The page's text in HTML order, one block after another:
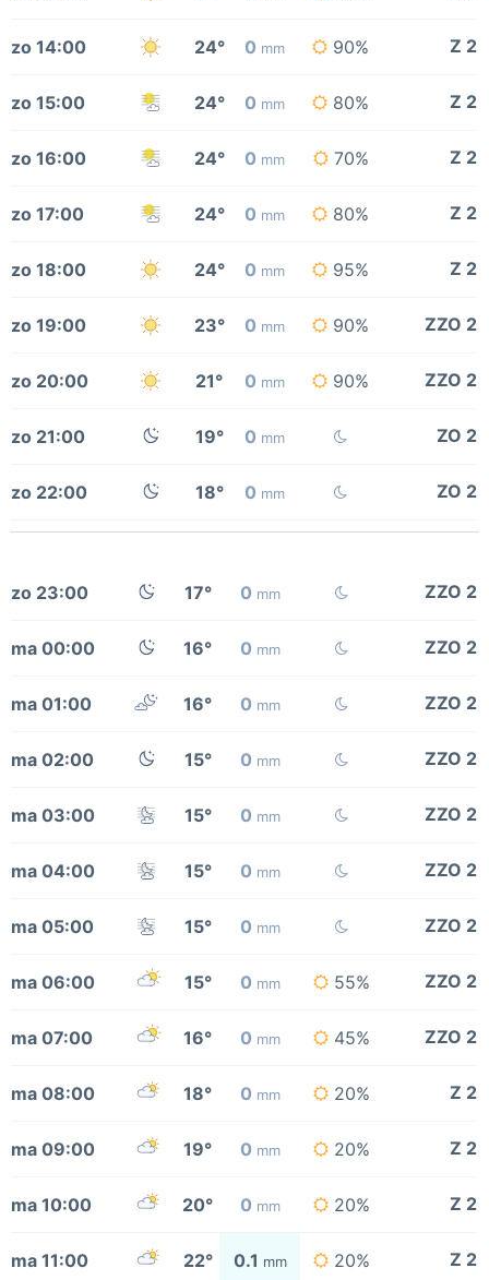
zo 14:00 24° 0 mm 90% Z 2
zo 15:00 24° 0 mm 80% Z 2
zo 16:00 24° 0 mm 70% Z 2
zo 17:00 24° 0 mm 80% Z 2
zo 18:00 24° 0 mm 95% Z 2
zo 19:00 23° 0 mm 90% ZZO 2
zo 20:00 21° 0 mm 90% ZZO 2
zo 21:00 19° 0 mm ZO 2
zo 22:00 18° 0 mm ZO 2
zo 23:00 17° 0 mm ZZO 2
ma 00:00 16° 0 mm ZZO 2
ma 01:00 16° 0 mm ZZO 2
ma 02:00 15° 0 mm ZZO 2
ma 03:00 15° 0 mm ZZO 2
ma 04:00 15° 0 mm ZZO 2
ma 05:00 15° 0 mm ZZO 2
ma 06:00 15° 0 mm 55% ZZO 2
ma 07:00 16° 0 mm 45% ZZO 2
ma 08:00 18° 0 mm 20% Z 2
ma 09:00 19° 0 mm 20% Z 2
ma 10:00 20° 0 mm 20% Z 2
ma 11:00 22° 0.1 mm 20% Z 2